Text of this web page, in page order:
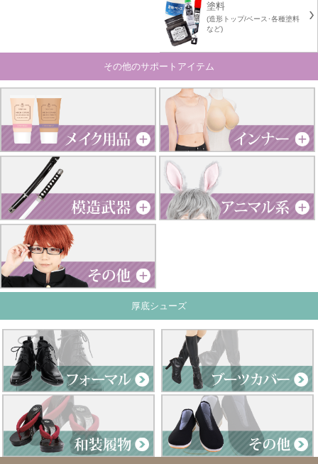
塗料
(造形トップ/ベース･各種塗料
など)
その他のサポートアイテム
厚底シューズ